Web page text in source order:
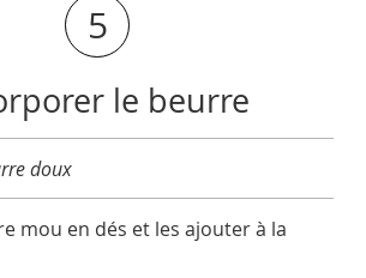
5
le beurre
doux
mou en dés et les ajouter à la